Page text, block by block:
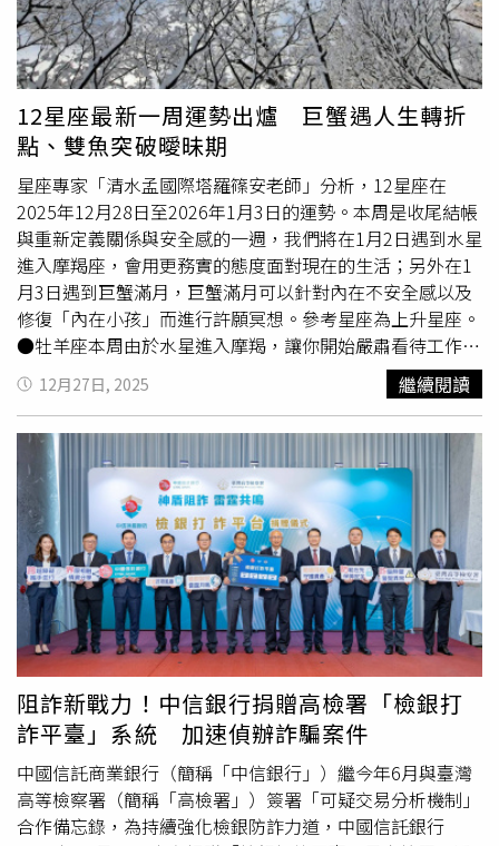
人年度循環，而水瓶群星會把重心推向財務、自我價值與人
生安全感的升級，會開始重新定義「我值得什麼」。適合調
整收費、薪資、品牌定位。感情上會更在意被尊重與被看重
的感覺。水瓶座太陽、水星、火星陸續進入本命宮領域，會
明顯感覺到人生節奏加速，想換形象、換圈子、換人生路
線。非常適合開啟新計畫、改造自己、宣布新方向。感情上
你魅力大開，但也會更挑對象，想要真正懂你的人。雙魚座
這週是靈魂整理期。摩羯新月讓你放下過去的疲憊與情緒包
袱，水瓶能量會帶來靈感、夢境與內在轉化。適合靜心、療
癒、閉關整理內心。感情上容易出現低調但深刻的連結，可
能是一段靈魂感很重的關係。
系列完整術前、後數據，建構以本土實證為核心的「i精準
Cloud」AI 大數據平台。將眼睛大小、度數、角膜弧度與厚
度、用眼習慣與年齡等關鍵差異參數納入分析，近視雷射得
以從既有的標準化流程，進一步發展為以個別條件為基礎的
「量眼訂製」，為不同需求族群設定更貼近需求的矯正目
標。「i精準Cloud」平台更整合完整近25項術前檢查、精準
驗光、設備參數設定與醫師臨床經驗值，術後回診狀況，搭
配AI數據即時回饋，是目前國內數據值、經驗值及規模最完
整，也最符合台灣民眾的數據資料庫，提供近視、老花雷射
更精確及「個人化」的參數建議，提升術後精確度與穩定
性。術前、術中與術後資料全面整合 建立近視雷射完整決
策支援系統從近視、老花矯正設定、透鏡與雷射深度規劃，
到實際雷射參數及術後回診狀況，相關資料皆可被去識別化
後完整保存與比對；在相同醫師、設備與術式條件下，得以
對照不同患者條件的實際手術表現，完整記錄的機制，為醫
師提供龐大的術前、術中及術後參考資料庫，追求「誤差趨
零」的成果，大幅提升手術結果的精準度。大學眼科榮譽總
院長林丕容醫師表示：「當醫師對照相同術式、相同設備，
不同條件的實際手術執行狀況與恢復表現，評估時不只是憑
經驗，更有SMILE Pro 3.0 Max的核心雲端『i精準Cloud』
AI大數據資料為依據，這對個人化雷射規劃是很實質的進
步。」蔡司全球眼科業務副總裁章平達則表示，非常樂見在
微創3.0 SMILE Pro平台上發展台灣實證參數，大學眼科進
一步發展專屬的3.0 ProMax數據庫，將AI導航再升級，精準
客製化。龐大的術前、後臨床追蹤數據，正好補足了設備僅
紀錄手術前和執行完當下的限制，當執行端與追蹤端的閉環
資訊得以串聯，便能相互對照，形成更強大的數據庫，進一
步提供台灣民眾最優質的個人化近視老花雷射的矯正選擇。
大學眼科榮譽總院長林丕容醫師分享SMILE Pro 3.0 Max的
核心雲端「i精準Cloud」AI大數據資料。（圖片提供／大學
眼科）微創、10秒 進階專屬 i精準Cloud 近視老花精準矯正
12星座最新一周運勢出爐 巨蟹遇人生轉折
點、雙魚突破曖昧期
星座專家「清水孟國際塔羅篠安老師」分析，12星座在
2025年12月28日至2026年1月3日的運勢。本周是收尾結帳
與重新定義關係與安全感的一週，我們將在1月2日遇到水星
進入摩羯座，會用更務實的態度面對現在的生活；另外在1
月3日遇到巨蟹滿月，巨蟹滿月可以針對內在不安全感以及
修復「內在小孩」而進行許願冥想。參考星座為上升星座。
●牡羊座本周由於水星進入摩羯，讓你開始嚴肅看待工作定
位與長期目標，適合重新規劃事業方向。巨蟹滿月將點亮家
庭與情緒層面，內在的安全感需求提高，可能會想為家人或
居住環境做出調整。別忽略內心真正想要的歸屬感。●金牛
座本周由於水星進摩羯帶來學習、考證照、進修與跨界計畫
的好時機，你會開始為未來三年的方向定錨。巨蟹滿月讓你
重新檢視溝通與人際圈，某段關係可能迎來結論，是該留下
或放下的重要關卡。●雙子座本周水星回到你的深層私領
域，有關於金錢分配、合作條件與心理界線成為焦點。巨蟹
滿月照亮收入與價值感，適合盤點支出與重新設定價格。你
正在學習為自己「定價」，這會是關鍵的一週。●巨蟹座本
周的巨蟹滿月將發生在你的本命領域，你正站在人生的轉折
點上。水星進入摩羯後，關係與合作議題浮上檯面，某段互
動可能迎來關鍵定案。你開始清楚知道，誰能陪你走下一段
路。●獅子座本周隨著水星進摩羯提醒你調整作息、工作流
程與身心狀態。巨蟹滿月將帶來內在整理與情緒釋放，過去
的壓力與執著將被清理。適合安排休息、靜心與療癒，為下
一階段重新充電。●處女座本周由於水星進入摩羯讓你重新
點燃創作、表演、戀愛與曝光的渴望。巨蟹滿月讓你重新整
12月27日, 2025 繼續閱讀
阻詐新戰力！中信銀行捐贈高檢署「檢銀打
詐平臺」系統 加速偵辦詐騙案件
中國信託商業銀行（簡稱「中信銀行」）繼今年6月與臺灣
高等檢察署（簡稱「高檢署」）簽署「可疑交易分析機制」
合作備忘錄，為持續強化檢銀防詐力道，中國信託銀行